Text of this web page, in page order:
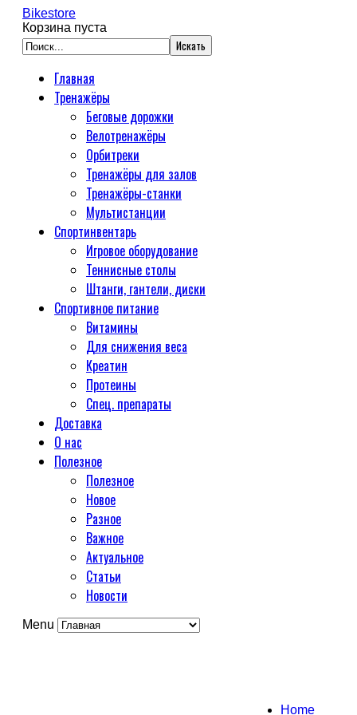
Bikestore
Корзина пуста
Главная
Тренажёры
Беговые дорожки
Велотренажёры
Орбитреки
Тренажёры для залов
Тренажёры-станки
Мультистанции
Спортинвентарь
Игровое оборудование
Теннисные столы
Штанги, гантели, диски
Спортивное питание
Витамины
Для снижения веса
Креатин
Протеины
Спец. препараты
Доставка
О нас
Полезное
Полезное
Новое
Разное
Важное
Актуальное
Статьи
Новости
Menu
Home